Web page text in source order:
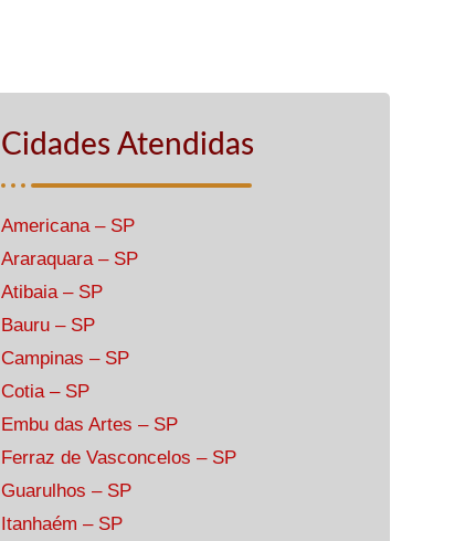
Cidades Atendidas
Americana – SP
Araraquara – SP
Atibaia – SP
Bauru – SP
Campinas – SP
Cotia – SP
Embu das Artes – SP
Ferraz de Vasconcelos – SP
Guarulhos – SP
Itanhaém – SP